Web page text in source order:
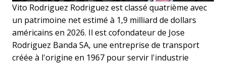
Vito Rodriguez Rodriguez est classé quatrième avec
un patrimoine net estimé à 1,9 milliard de dollars
américains en 2026. Il est cofondateur de Jose
Rodriguez Banda SA, une entreprise de transport
créée à l'origine en 1967 pour servir l'industrie